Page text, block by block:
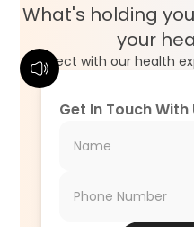
What's holding
your
Connect with our health
Get In Touch With